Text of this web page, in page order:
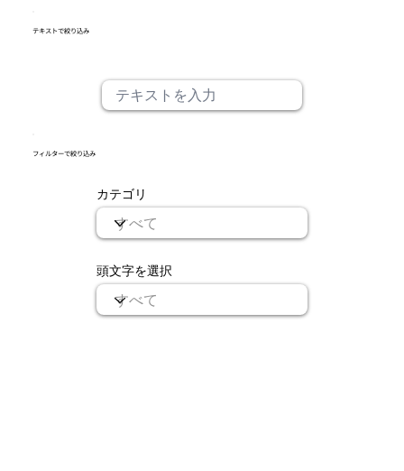
カテゴリ
頭文字を選択
​フィルターで絞り込み
テキストで絞り込み